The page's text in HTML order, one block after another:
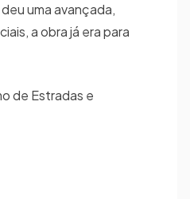
uma avançada,
a obra já era para
de Estradas e